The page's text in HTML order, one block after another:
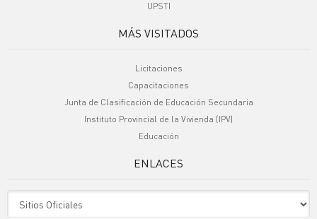
UPSTI
MÁS VISITADOS
Licitaciones
Capacitaciones
Junta de Clasificación de Educación Secundaria
Instituto Provincial de la Vivienda (IPV)
Educación
ENLACES